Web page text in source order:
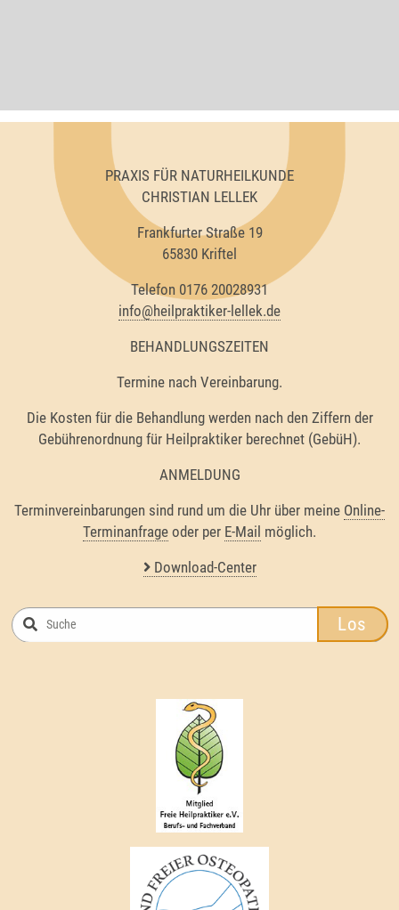
PRAXIS FÜR NATURHEILKUNDE
CHRISTIAN LELLEK
Frankfurter Straße 19
65830 Kriftel
Telefon 0176 20028931
info@heilpraktiker-lellek.de
BEHANDLUNGSZEITEN
Termine nach Vereinbarung.
Die Kosten für die Behandlung werden nach den Ziffern der
Gebührenordnung für Heilpraktiker berechnet (GebüH).
ANMELDUNG
Terminvereinbarungen sind rund um die Uhr über meine Online-
Terminanfrage oder per E-Mail möglich.
Download-Center
Los